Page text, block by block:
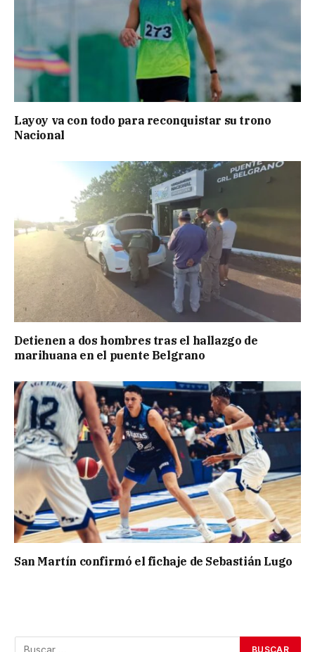
Layoy va con todo para reconquistar su trono
Nacional
Detienen a dos hombres tras el hallazgo de
marihuana en el puente Belgrano
San Martín confirmó el fichaje de Sebastián Lugo